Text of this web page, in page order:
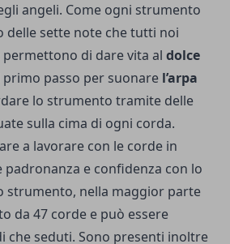
angeli. Come ogni strumento
delle sette note che tutti noi
permettono di dare vita al dolce
primo passo per suonare l’arpa
lo strumento tramite delle
sulla cima di ogni corda.
a lavorare con le corde in
e confidenza con lo
strumento, nella maggior parte
da 47 corde e può essere
che seduti. Sono presenti inoltre